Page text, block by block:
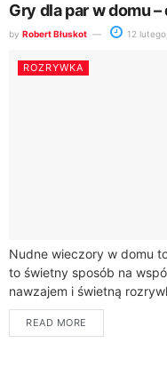
Gry dla par w domu
by Robert Błuskot 12
ROZRYWKA
Nudne wieczory w domu
to świetny sposób na
nawzajem i świetną
zamienić...
READ MORE